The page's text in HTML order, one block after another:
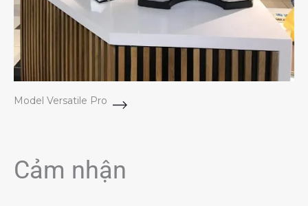
Model Versatile Pro
Cảm nhận